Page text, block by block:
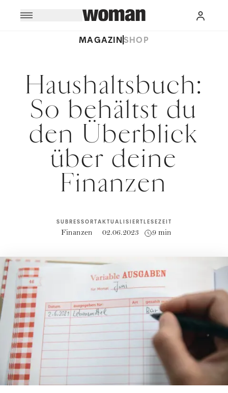
MAGAZINSHOP
Haushaltsbuch:
So behältst du
den Überblick
über deine
Finanzen
SUBRESSORT
Finanzen
AKTUALISIERT
02.06.2023
LESEZEIT
9 min